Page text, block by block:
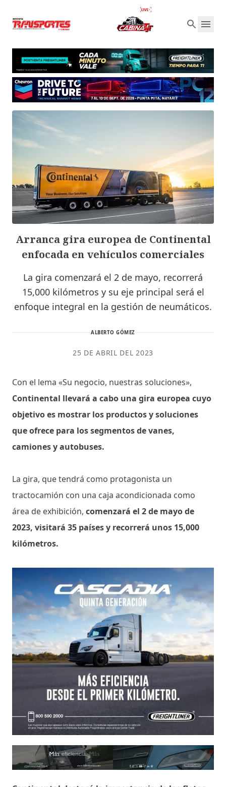
Arranca gira europea de Continental
enfocada en vehículos comerciales
La gira comenzará el 2 de mayo, recorrerá
15,000 kilómetros y su eje principal será el
enfoque integral en la gestión de neumáticos.
ALBERTO GÓMEZ
25 DE ABRIL DEL 2023
Con el lema «Su negocio, nuestras soluciones»,
Continental llevará a cabo una gira europea cuyo
objetivo es mostrar los productos y soluciones
que ofrece para los segmentos de vanes,
camiones y autobuses.
La gira, que tendrá como protagonista un
tractocamión con una caja acondicionada como
área de exhibición, comenzará el 2 de mayo de
2023, visitará 35 países y recorrerá unos 15,000
kilómetros.